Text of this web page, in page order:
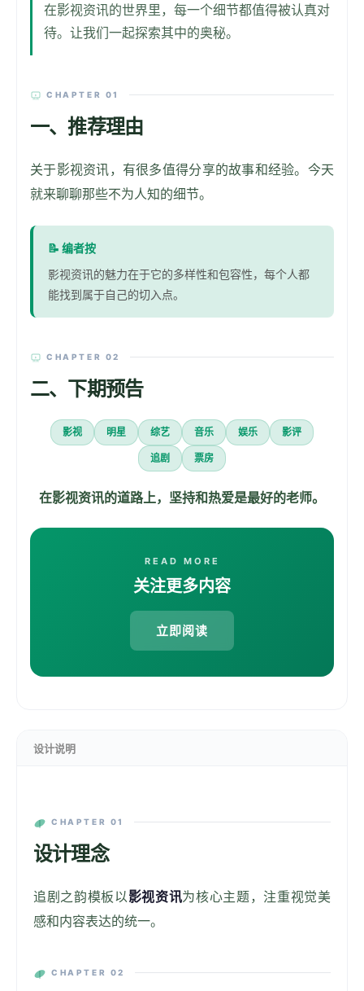
在影视资讯的世界里，每一个细节都值得被认真对
待。让我们一起探索其中的奥秘。
CHAPTER 01
一、推荐理由
关于影视资讯，有很多值得分享的故事和经验。今天
就来聊聊那些不为人知的细节。
📝 编者按
影视资讯的魅力在于它的多样性和包容性，每个人都
能找到属于自己的切入点。
CHAPTER 02
二、下期预告
影视 明星 综艺 音乐 娱乐 影评
追剧 票房
在影视资讯的道路上，坚持和热爱是最好的老师。
READ MORE
关注更多内容
立即阅读
设计说明
CHAPTER 01
设计理念
追剧之韵模板以 影视资讯为核心主题，注重视觉美
感和内容表达的统一。
CHAPTER 02